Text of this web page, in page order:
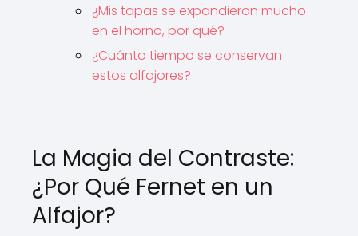
¿Mis tapas se expandieron mucho
en el horno, por qué?
¿Cuánto tiempo se conservan
estos alfajores?
La Magia del Contraste:
¿Por Qué Fernet en un
Alfajor?